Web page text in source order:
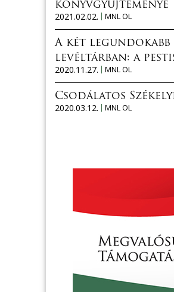
könyvgyűjteménye
2021.02.02.
MNL OL
A két legundokabb
levéltárban: a
2020.11.27.
MNL OL
Csodálatos
2020.03.12.
MNL OL